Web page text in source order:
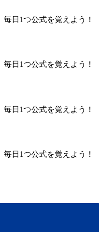
日1つ公式を覚えよう！
日1つ公式を覚えよう！
日1つ公式を覚えよう！
日1つ公式を覚えよう！